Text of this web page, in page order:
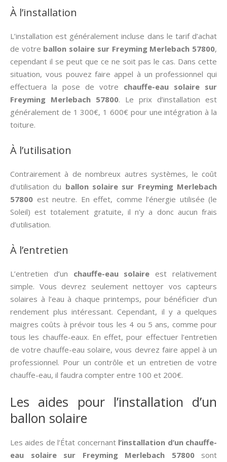
À l’installation
L’installation est généralement incluse dans le tarif d’achat
de votre ballon solaire sur Freyming Merlebach 57800,
cependant il se peut que ce ne soit pas le cas. Dans cette
situation, vous pouvez faire appel à un professionnel qui
effectuera la pose de votre chauffe-eau solaire sur
Freyming Merlebach 57800. Le prix d’installation est
généralement de 1 300€, 1 600€ pour une intégration à la
toiture.
À l’utilisation
Contrairement à de nombreux autres systèmes, le coût
d’utilisation du ballon solaire sur Freyming Merlebach
57800 est neutre. En effet, comme l’énergie utilisée (le
Soleil) est totalement gratuite, il n’y a donc aucun frais
d’utilisation.
À l’entretien
L’entretien d’un chauffe-eau solaire est relativement
simple. Vous devrez seulement nettoyer vos capteurs
solaires à l’eau à chaque printemps, pour bénéficier d’un
rendement plus intéressant. Cependant, il y a quelques
maigres coûts à prévoir tous les 4 ou 5 ans, comme pour
tous les chauffe-eaux. En effet, pour effectuer l’entretien
de votre chauffe-eau solaire, vous devrez faire appel à un
professionnel. Pour un contrôle et un entretien de votre
chauffe-eau, il faudra compter entre 100 et 200€.
Les aides pour l’installation d’un
ballon solaire
Les aides de l’État concernant l’installation d’un chauffe-
eau solaire sur Freyming Merlebach 57800sont